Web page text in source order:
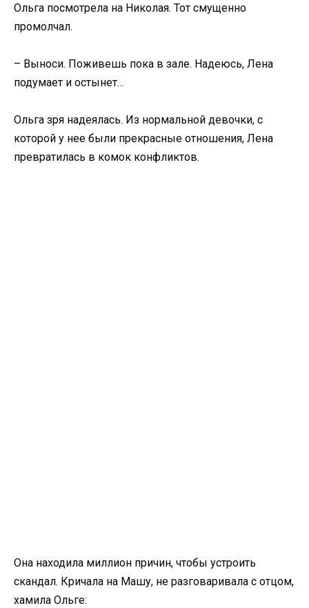
Ольга посмотрела на Николая. Тот смущенно
промолчал.
– Выноси. Поживешь пока в зале. Надеюсь, Лена
подумает и остынет…
Ольга зря надеялась. Из нормальной девочки, с
которой у нее были прекрасные отношения, Лена
превратилась в комок конфликтов.
Она находила миллион причин, чтобы устроить
скандал. Кричала на Машу, не разговаривала с отцом,
хамила Ольге: